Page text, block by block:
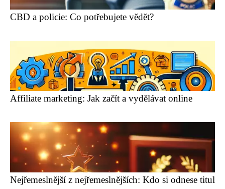
CBD a policie: Co potřebujete vědět?
Affiliate marketing: Jak začít a vydělávat online
Nejřemeslnější z nejřemeslnějších: Kdo si odnese titul